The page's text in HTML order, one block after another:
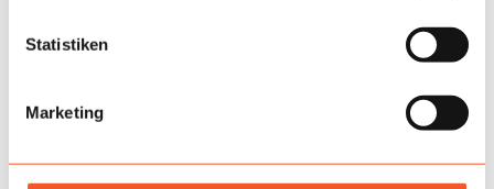
Statistiken
Marketing
Anwendung